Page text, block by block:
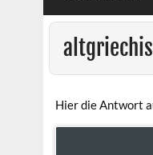
Hier die Antwort